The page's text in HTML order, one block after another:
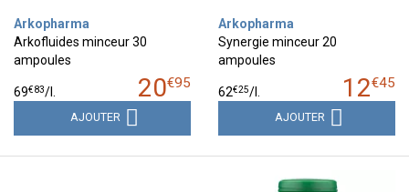
Arkopharma
Arkofluides minceur 30
ampoules
20€95
69€83/l.
AJOUTER
Arkopharma
Synergie minceur 20
ampoules
12€45
62€25/l.
AJOUTER